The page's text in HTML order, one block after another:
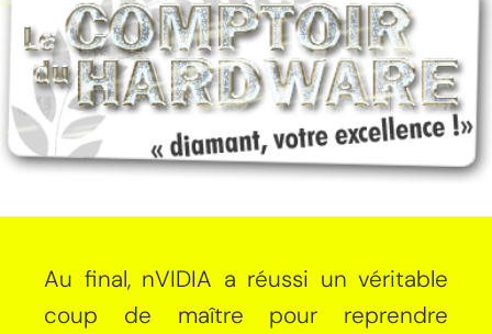
Au final, nVIDIA a réussi un véritable
coup de maître pour reprendre